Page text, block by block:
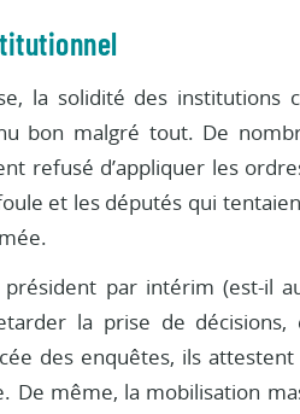
la solidité des
bon malgré tout. De
refusé d’appliquer les
et les députés qui
par intérim (est-il
la prise de
des enquêtes, ils
De même, la mobilisation